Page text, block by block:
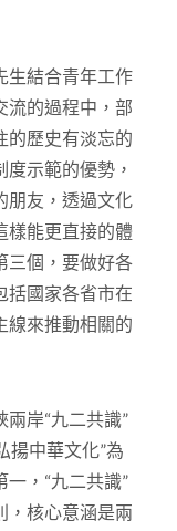
結合青年工作
流的過程中，部
的歷史有淡忘的
示範的優勢，
朋友，透過文化
樣能更直接的體
三個，要做好各
括國家各省市在
線來推動相關的
岸“九二共識”
揚中華文化”為
，“九二共識”
，核心意涵是兩